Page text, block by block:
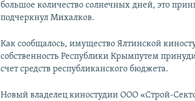
большое количество солнечных дней, это
подчеркнул Михалков.
Как сообщалось, имущество Ялтинской
собственность Республики Крымпутем
счет средств республиканского бюджета.
Новый владелец киностудии ООО «Строй-